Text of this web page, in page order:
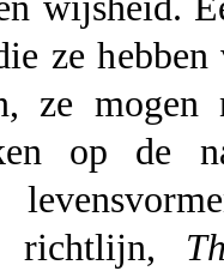
ze
ze
op de
richtlijn,